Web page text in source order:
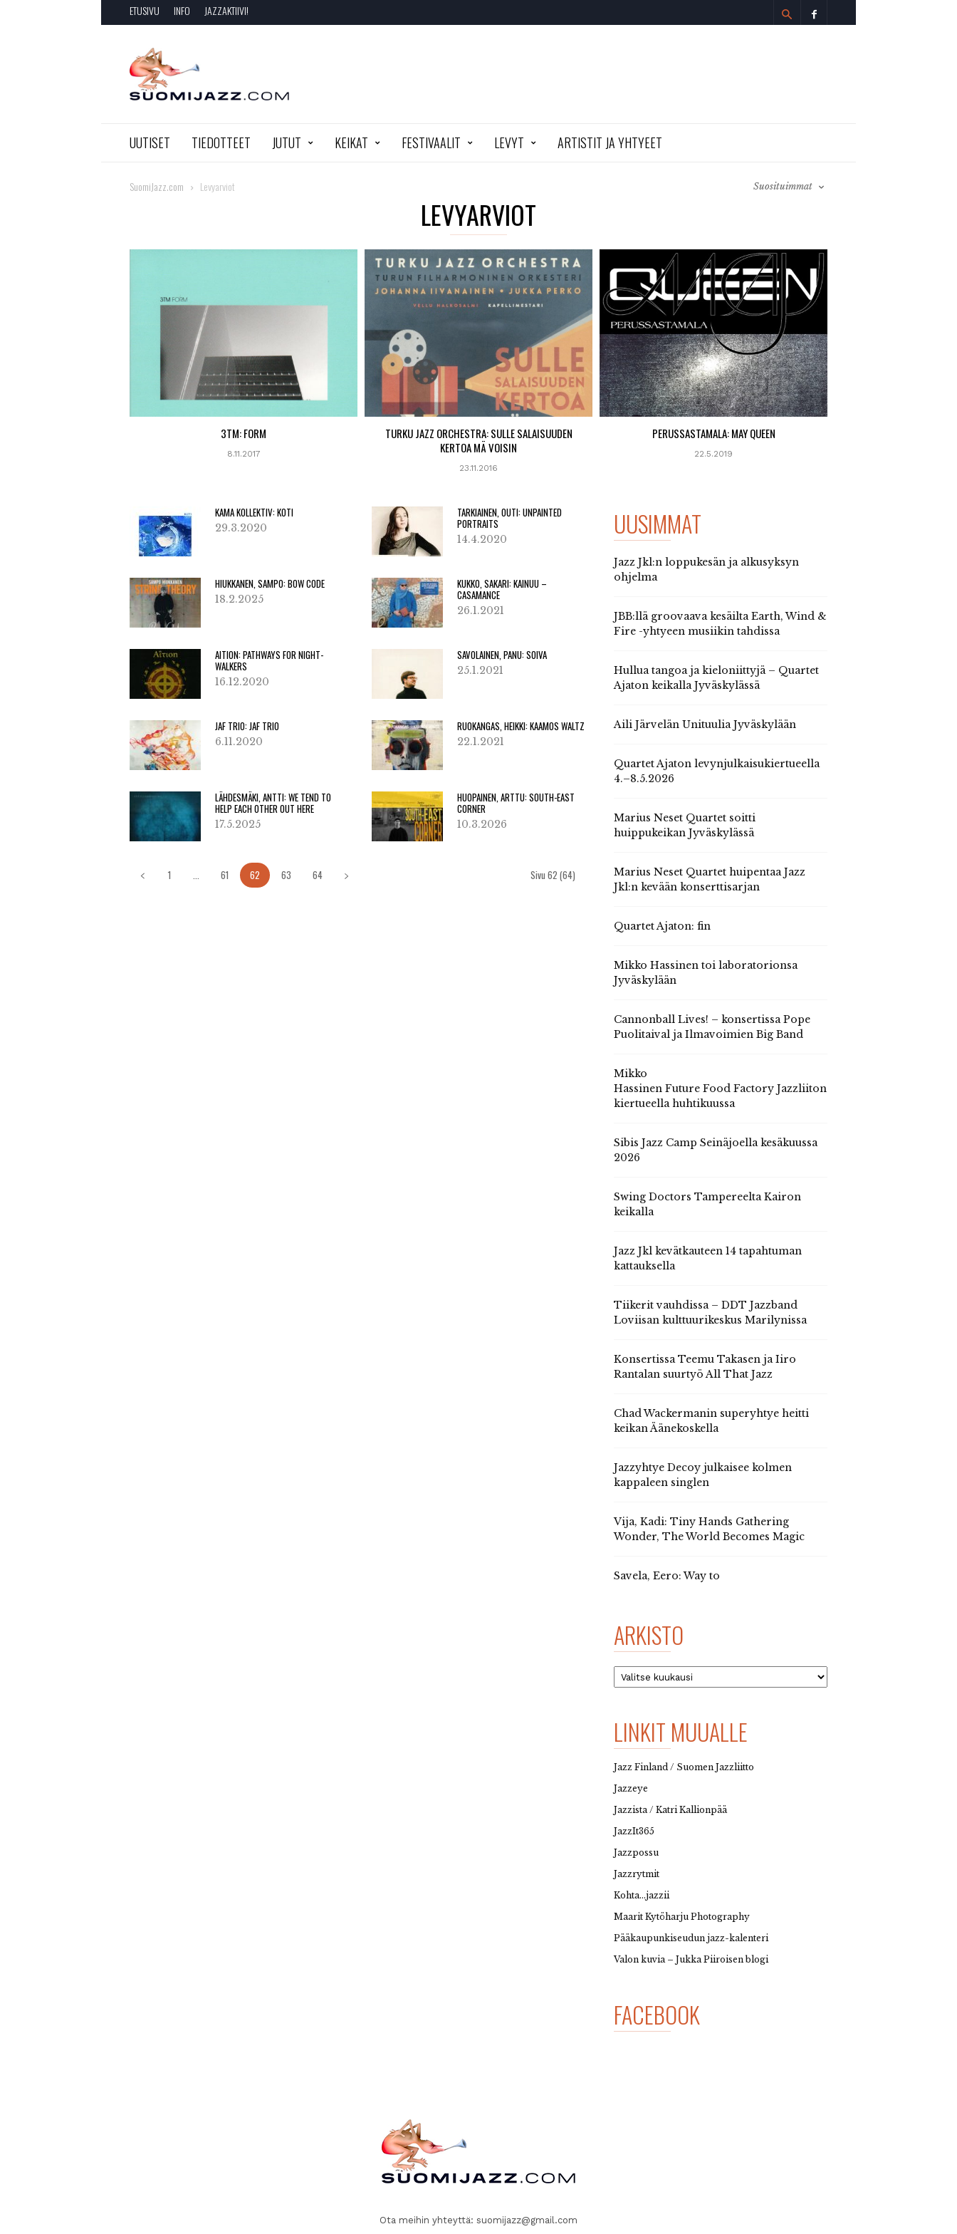
ETUSIVU INFO JAZZAKTIIVI!
SuomiJazz.com
UUTISET TIEDOTTEET JUTUT KEIKAT FESTIVAALIT LEVYT ARTISTIT JA YHTYEET
SuomiJazz.com Levyarviot Suosituimmat
LEVYARVIOT
3TM: FORM
8.11.2017
TURKU JAZZ ORCHESTRA: SULLE SALAISUUDEN
KERTOA MÄ VOISIN
23.11.2016
PERUSSASTAMALA: MAY QUEEN
22.5.2019
KAMA KOLLEKTIV: KOTI
29.3.2020
TARKIAINEN, OUTI: UNPAINTED
PORTRAITS
14.4.2020
HIUKKANEN, SAMPO: BOW CODE
18.2.2025
KUKKO, SAKARI: KAINUU –
CASAMANCE
26.1.2021
AITION: PATHWAYS FOR NIGHT-
WALKERS
16.12.2020
SAVOLAINEN, PANU: SOIVA
25.1.2021
JAF TRIO: JAF TRIO
6.11.2020
RUOKANGAS, HEIKKI: KAAMOS WALTZ
22.1.2021
LÄHDESMÄKI, ANTTI: WE TEND TO
HELP EACH OTHER OUT HERE
17.5.2025
HUOPAINEN, ARTTU: SOUTH-EAST
CORNER
10.3.2026
1 ... 61 62 63 64 Sivu 62 (64)
UUSIMMAT
Jazz Jkl:n loppukesän ja alkusyksyn
ohjelma
JBB:llä groovaava kesäilta Earth, Wind &
Fire -yhtyeen musiikin tahdissa
Hullua tangoa ja kieloniittyjä – Quartet
Ajaton keikalla Jyväskylässä
Aili Järvelän Unituulia Jyväskylään
Quartet Ajaton levynjulkaisukiertueella
4.–8.5.2026
Marius Neset Quartet soitti
huippukeikan Jyväskylässä
Marius Neset Quartet huipentaa Jazz
Jkl:n kevään konserttisarjan
Quartet Ajaton: fin
Mikko Hassinen toi laboratorionsa
Jyväskylään
Cannonball Lives! – konsertissa Pope
Puolitaival ja Ilmavoimien Big Band
Mikko
Hassinen Future Food Factory Jazzliiton
kiertueella huhtikuussa
Sibis Jazz Camp Seinäjoella kesäkuussa
2026
Swing Doctors Tampereelta Kairon
keikalla
Jazz Jkl kevätkauteen 14 tapahtuman
kattauksella
Tiikerit vauhdissa – DDT Jazzband
Loviisan kulttuurikeskus Marilynissa
Konsertissa Teemu Takasen ja Iiro
Rantalan suurtyö All That Jazz
Chad Wackermanin superyhtye heitti
keikan Äänekoskella
Jazzyhtye Decoy julkaisee kolmen
kappaleen singlen
Vija, Kadi: Tiny Hands Gathering
Wonder, The World Becomes Magic
Savela, Eero: Way to
ARKISTO
Arkisto
LINKIT MUUALLE
Jazz Finland / Suomen Jazzliitto
Jazzeye
Jazzista / Katri Kallionpää
JazzIt365
Jazzpossu
Jazzrytmit
Kohta…jazzii
Maarit Kytöharju Photography
Pääkaupunkiseudun jazz-kalenteri
Valon kuvia – Jukka Piiroisen blogi
FACEBOOK
Ota meihin yhteyttä: suomijazz@gmail.com